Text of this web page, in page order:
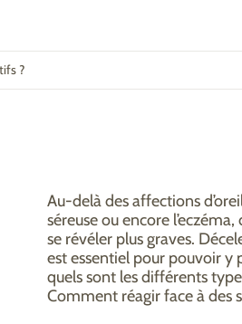
?
Au-delà des affections
séreuse ou encore
se révéler plus graves.
est essentiel pour pouvoir y
quels sont les différents
Comment réagir face à des